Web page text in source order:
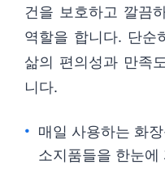
건을 보호하고 깔끔
역할을 합니다. 단순
삶의 편의성과 만족
니다.
매일 사용하는 화
소지품들을 한눈